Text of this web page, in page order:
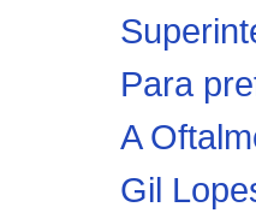
Para
A
Gil